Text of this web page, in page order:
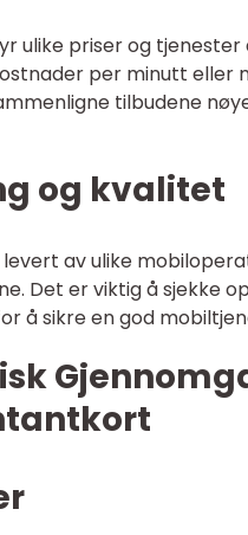
ulike priser og
per minutt eller
tilbudene
og kvalitet
av ulike
Det er viktig å sjekke
å sikre en god